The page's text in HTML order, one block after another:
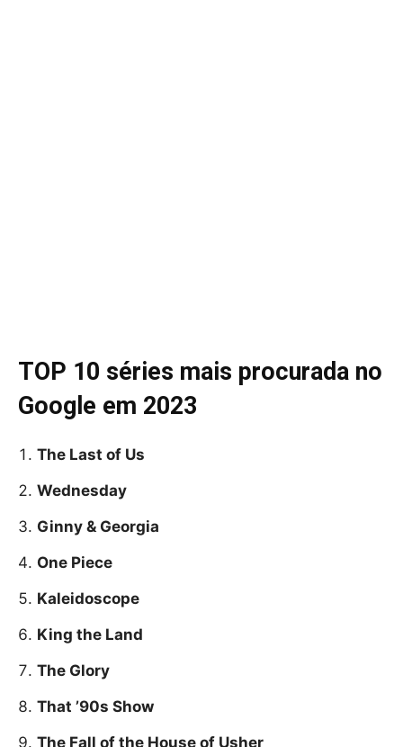
TOP 10 séries mais procurada no
Google em 2023
The Last of Us
Wednesday
Ginny & Georgia
One Piece
Kaleidoscope
King the Land
The Glory
That ’90s Show
The Fall of the House of Usher